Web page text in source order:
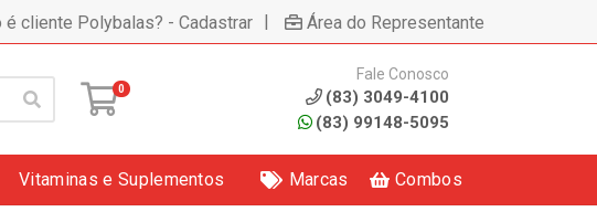
é cliente Polybalas? - Cadastrar | Área do Representante
0
Fale Conosco
(83) 3049-4100
(83) 99148-5095
Vitaminas e Suplementos Marcas Combos